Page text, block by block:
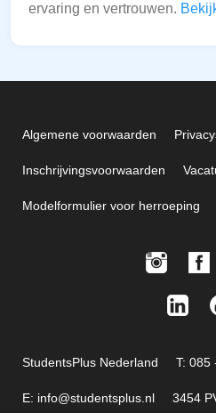
ervaring en vertrouwen.
Algemene voorwaarden
Inschrijvingsvoorwaarden
Modelformulier voor herroeping
StudentsPlus Nederland T: 085
E: info@studentsplus.nl 3454